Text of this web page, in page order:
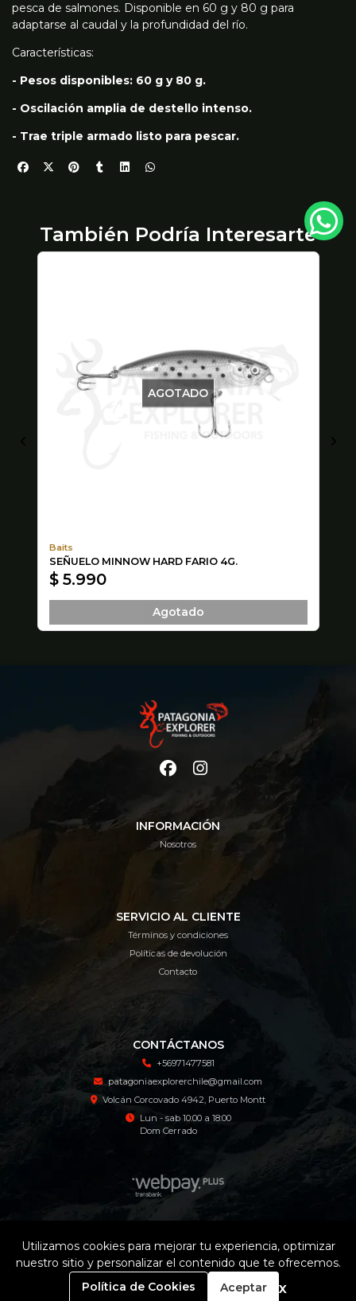
pesca de salmones. Disponible en 60 g y 80 g para
adaptarse al caudal y la profundidad del río.
Características:
- Pesos disponibles: 60 g y 80 g.
- Oscilación amplia de destello intenso.
- Trae triple armado listo para pescar.
También Podría Interesarte
AGOTADO
Baits
SEÑUELO MINNOW HARD FARIO 4G.
$ 5.990
Agotado
INFORMACIÓN
Nosotros
SERVICIO AL CLIENTE
Términos y condiciones
Políticas de devolución
Contacto
CONTÁCTANOS
+56971477581
patagoniaexplorerchile@gmail.com
Volcán Corcovado 4942, Puerto Montt
Lun - sab 10:00 a 18:00
Dom Cerrado
Patagonia Explorer Tienda Online © 2026
¿Te gusta mi tienda? Yo vendo conBsale
0
Utilizamos cookies para mejorar tu experiencia, optimizar
nuestro sitio y personalizar el contenido que te ofrecemos.
Política de Cookies
Aceptar x